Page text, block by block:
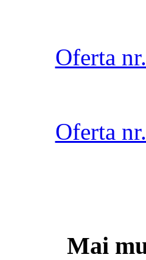
Oferta
Oferta
Mai